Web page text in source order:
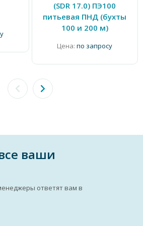
(SDR 17.0) ПЭ100
питьевая ПНД (бухты
100 и 200 м)
Цена: по запросу
ваши
ответят вам в